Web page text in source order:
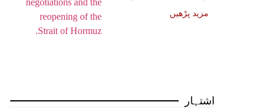
گے، آبنائے ہرمز جلد کھل
مزید پڑھیں
اشتہار